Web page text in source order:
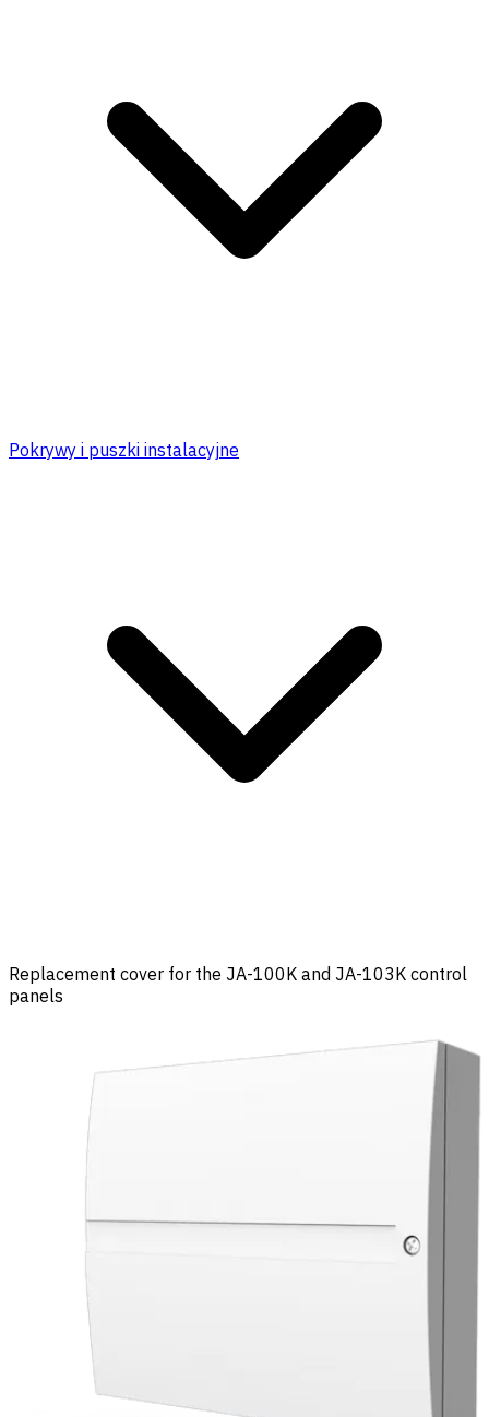
Pokrywy i puszki instalacyjne
Replacement cover for the JA-100K and JA-103K control
panels